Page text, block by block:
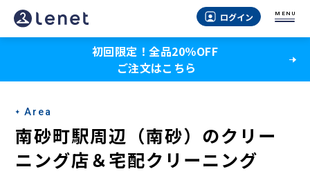
南
砂
駅
周
辺
（南
ログイン MENU
初回限定！全品20％OFF
ご注文はこちら
Area
南砂町駅周辺（南砂）のクリー
ニング店＆宅配クリーニング